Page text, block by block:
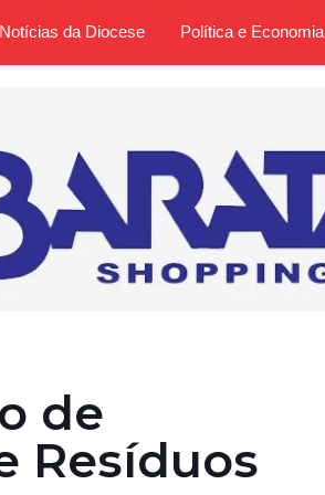
Notícias da Diocese Política e Economia
de
Resíduos